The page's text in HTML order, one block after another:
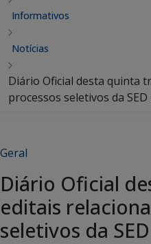
Informativos
Notícias
Diário Oficial desta quinta
processos seletivos da
Geral
Diário Oficial
editais
seletivos da